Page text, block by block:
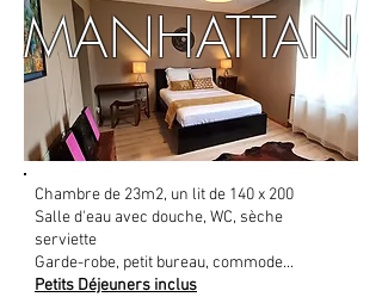
MANHATTAN
Chambre de 23m2, un lit de 140 x 200
Salle d'eau avec douche, WC, sèche
serviette
Garde-robe, petit bureau, commode...
Petits Déjeuners inclus